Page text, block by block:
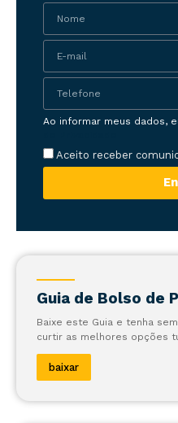
Ao informar meus dados,
Aceito receber
Guia de Bolso de
Baixe este Guia e tenha
curtir as melhores opções
baixar